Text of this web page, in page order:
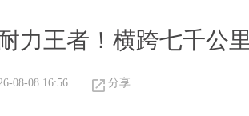
力王者！横跨七千公
08-08 16:56 分享